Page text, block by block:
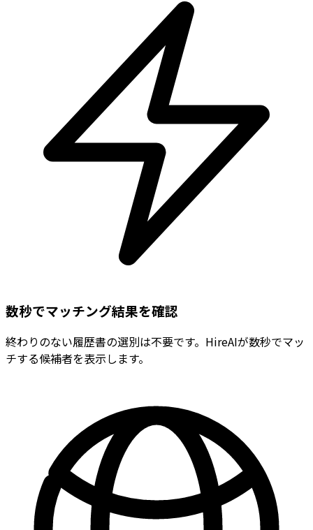
数秒でマッチング結果を確認
終わりのない履歴書の選別は不要です。HireAIが数秒でマッ
チする候補者を表示します。